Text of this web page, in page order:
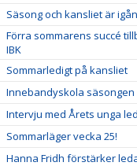
Säsong och kansliet är
Förra sommarens succé
IBK
Sommarledigt på kansliet
Innebandyskola säsongen
Intervju med Årets unga
Sommarläger vecka 25!
Hanna Fridh förstärker